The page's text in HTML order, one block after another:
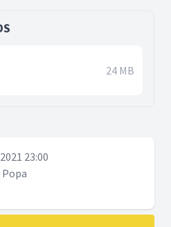
24 MB
23:00